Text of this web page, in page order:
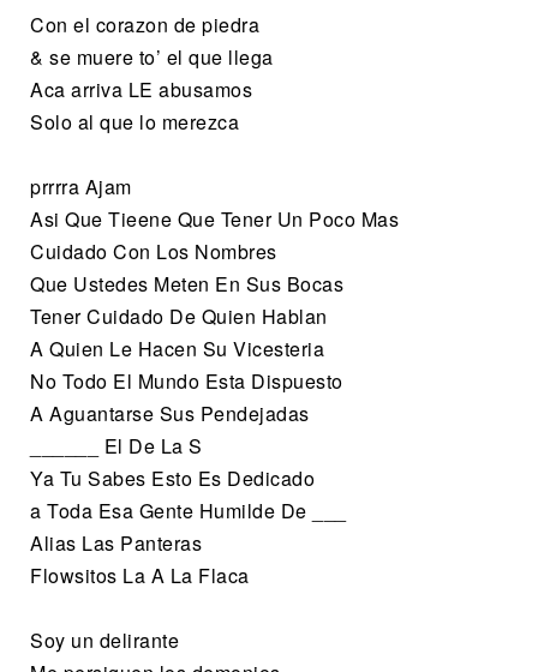
Con el corazon de piedra
& se muere to’ el que llega
Aca arriva LE abusamos
Solo al que lo merezca
prrrra Ajam
Asi Que Tieene Que Tener Un Poco Mas
Cuidado Con Los Nombres
Que Ustedes Meten En Sus Bocas
Tener Cuidado De Quien Hablan
A Quien Le Hacen Su Vicesteria
No Todo El Mundo Esta Dispuesto
A Aguantarse Sus Pendejadas
______ El De La S
Ya Tu Sabes Esto Es Dedicado
a Toda Esa Gente Humilde De ___
Alias Las Panteras
Flowsitos La A La Flaca
Soy un delirante